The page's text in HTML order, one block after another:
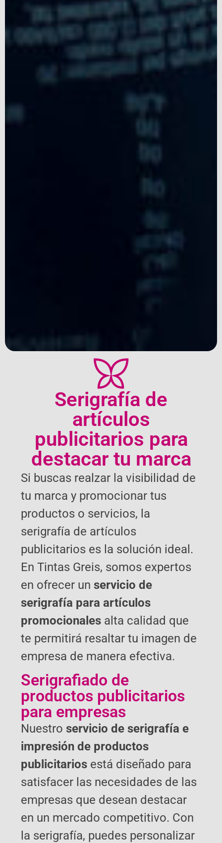
Serigrafía de
artículos
publicitarios para
destacar tu marca
Si buscas realzar la visibilidad de
tu marca y promocionar tus
productos o servicios, la
serigrafía de artículos
publicitarios es la solución ideal.
En Tintas Greis, somos expertos
en ofrecer unservicio de
serigrafía para artículos
promocionales alta calidad que
te permitirá resaltar tu imagen de
empresa de manera efectiva.
Serigrafiado de
productos publicitarios
para empresas
Nuestroservicio de serigrafía e
impresión de productos
publicitarios está diseñado para
satisfacer las necesidades de las
empresas que desean destacar
en un mercado competitivo. Con
la serigrafía, puedes personalizar